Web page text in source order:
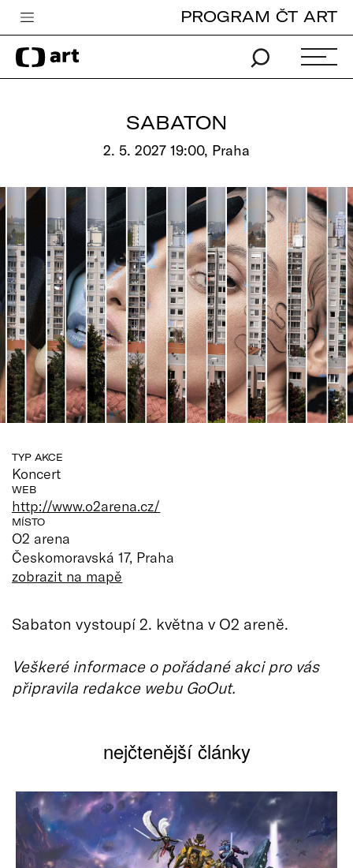
Česká televize
Zpravodajství
Pro děti
edu
Vše o ČT
PROGRAM ČT ART
SABATON
2. 5. 2027 19:00, Praha
TYP AKCE
Koncert
WEB
http://www.o2arena.cz/
MÍSTO
O2 arena
Českomoravská 17, Praha
zobrazit na mapě
Sabaton vystoupí 2. května v O2 areně.
Veškeré informace o pořádané akci pro vás
připravila redakce webu GoOut.
nejčtenější články